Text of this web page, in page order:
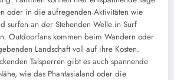
oder in die aufregenden Aktivitäten wie
surfen an der Stehenden Welle in Surf
Outdoorfans kommen beim Wandern oder
Landschaft voll auf ihre Kosten.
Talsperren gibt es auch spannende
wie das Phantasialand oder die